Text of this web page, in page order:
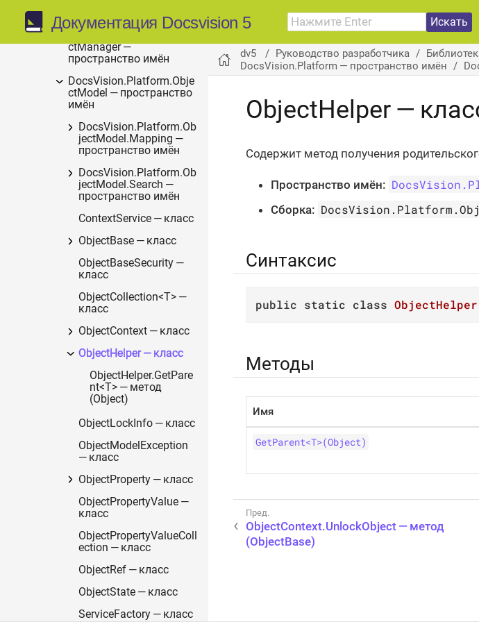
Документация Docsvision 5 Искать
DocsVision.Platform.Obje
ctManager —
пространство имён
DocsVision.Platform.Obje
ctModel — пространство
имён
DocsVision.Platform.Ob
jectModel.Mapping —
пространство имён
DocsVision.Platform.Ob
jectModel.Search —
пространство имён
ContextService — класс
ObjectBase — класс
ObjectBaseSecurity —
класс
ObjectCollection<T> —
класс
ObjectContext — класс
ObjectHelper — класс
ObjectHelper.GetPare
nt<T> — метод
(Object)
ObjectLockInfo — класс
ObjectModelException
— класс
ObjectProperty — класс
ObjectPropertyValue —
класс
ObjectPropertyValueColl
ection — класс
ObjectRef — класс
ObjectState — класс
ServiceFactory — класс
dv5 Руководство разработчика
DocsVision.Platform — пространство имён
ObjectHelper —
Содержит метод получения
Пространство имён:
Сборка:
Синтаксис
public static class ObjectHelper
Методы
Имя
GetParent<T>(Object)
ObjectContext.UnlockObject — метод
(ObjectBase)